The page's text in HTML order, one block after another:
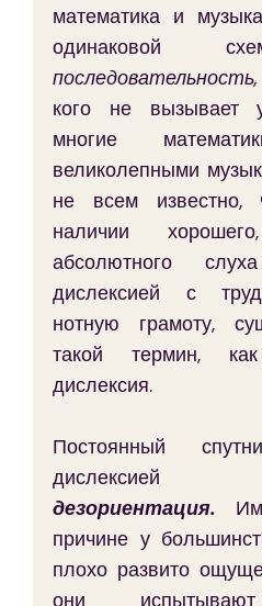
математика и
одинаковой
кого не вызывает
многие
великолепными
не всем
наличии
абсолютного
дислексией с
нотную грамоту,
такой термин,
дислексия.
Постоянный
дезориентация.
причине у
плохо развито
они